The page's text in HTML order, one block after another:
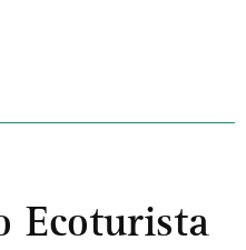
Ecoturista